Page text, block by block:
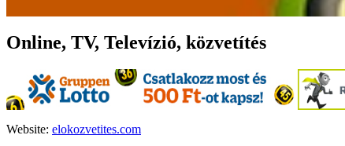
Online, TV, Televízió, közvetítés
Website: elokozvetites.com